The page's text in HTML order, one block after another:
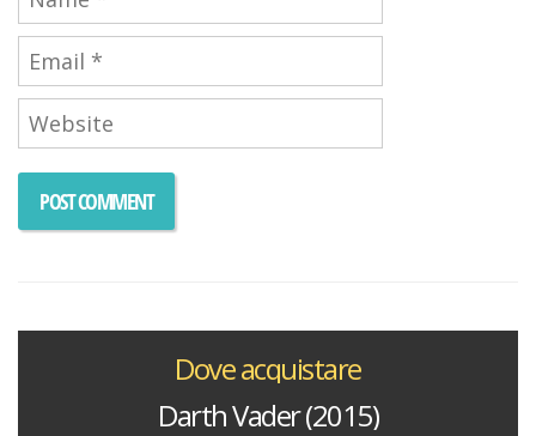
Dove acquistare
Darth Vader (2015)